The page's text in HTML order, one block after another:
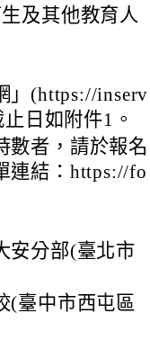
及其他教育人
」(https://inserv
日如附件1。
數者，請於報名
連結：https://fo
安分部(臺北市
(臺中市西屯區